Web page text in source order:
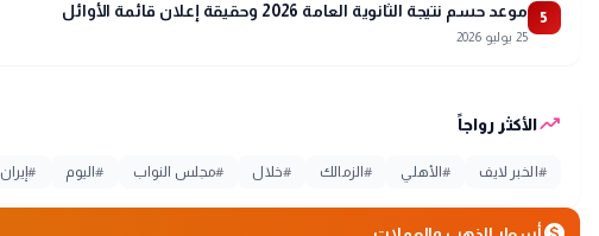
5 موعد حسم نتيجة الثانوية العامة 2026 وحقيقة إعلان قائمة الأوائل
25 يوليو 2026
trending_upالأكثر رواجاً
# الخبر لايف #الأهلي #الزمالك #خلال #مجلس النواب #اليوم #إيران